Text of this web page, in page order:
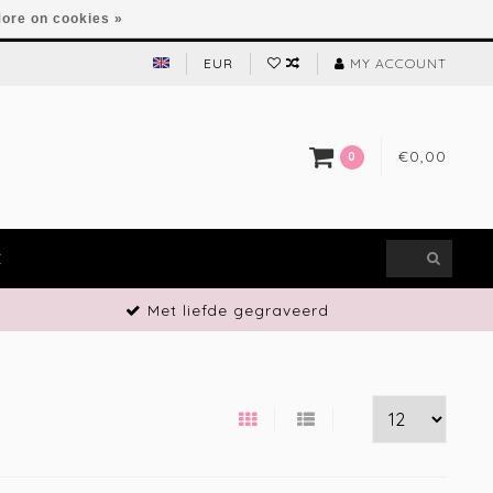
EUR MY ACCOUNT
0 €0,00
Met liefde gegraveerd
on cookies »